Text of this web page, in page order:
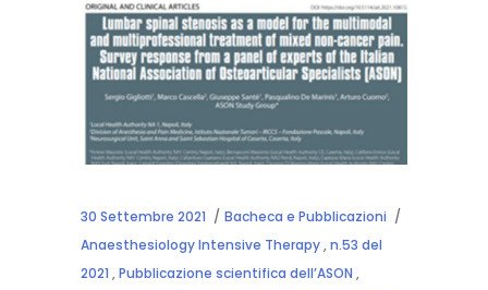
30 Settembre 2021
Bacheca e Pubblicazioni
Anaesthesiology Intensive Therapy,n.53 del
2021 ,Pubblicazione scientifica dell’ASON ,